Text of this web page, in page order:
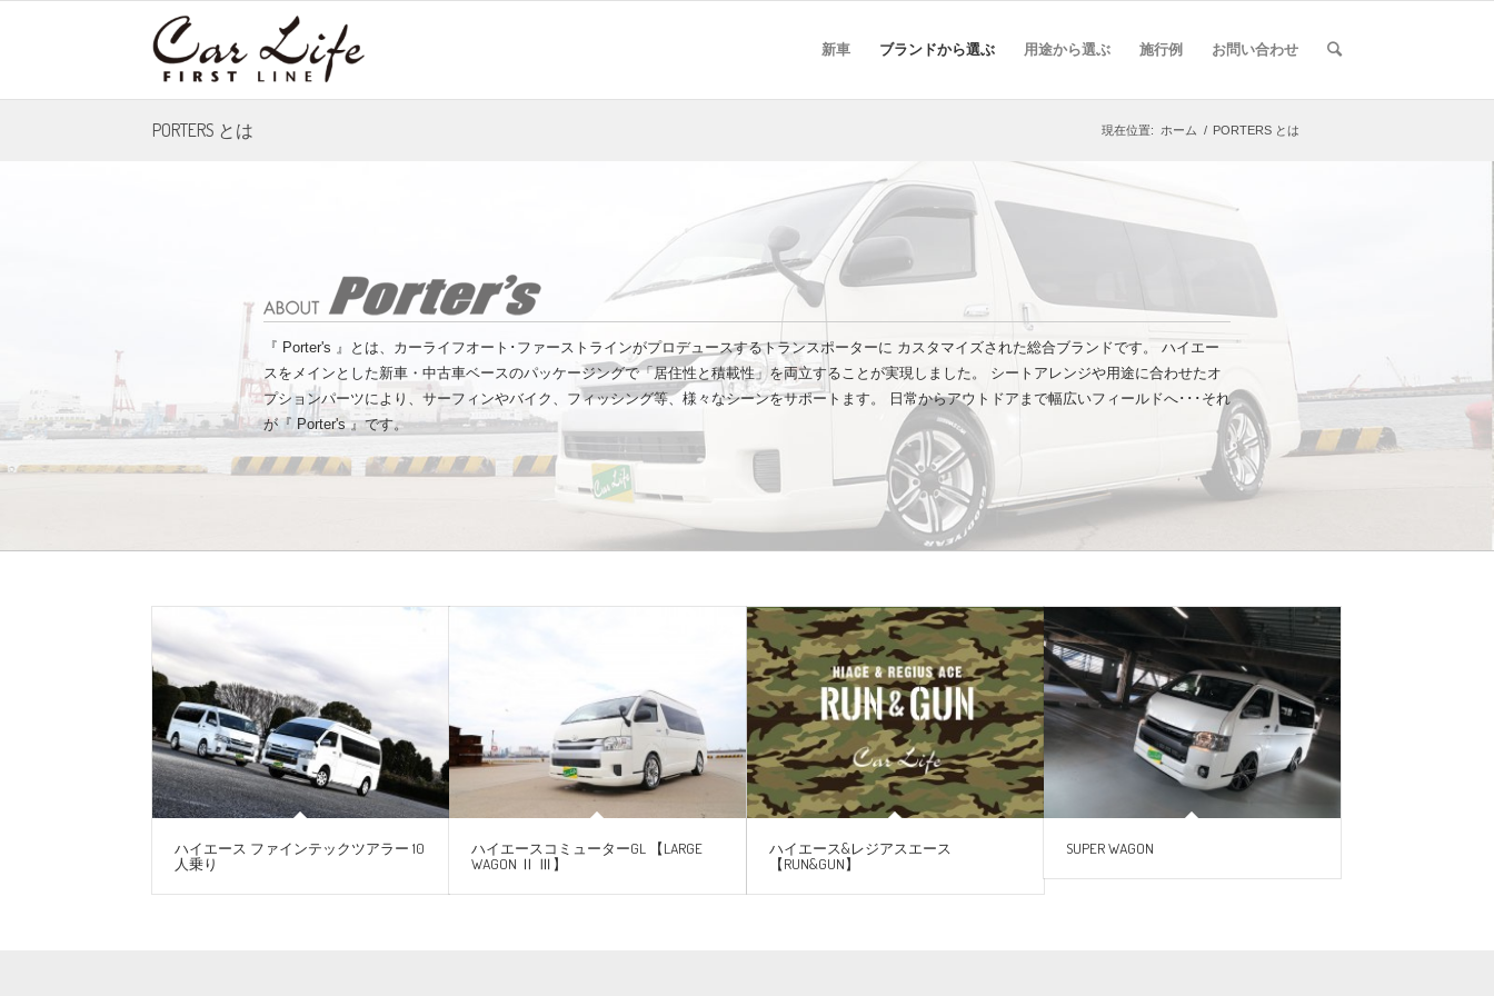
新車 ブランドから選ぶ 用途から選ぶ 施行例 お問い合わせ
PORTERS とは 現在位置: ホーム / PORTERS とは
『 Porter's 』とは、カーライフオート･ファーストラインがプロデュースするトランスポーターに カスタマイズされた総合ブランドです。 ハイエー
スをメインとした新車・中古車ベースのパッケージングで「居住性と積載性」を両立することが実現しました。 シートアレンジや用途に合わせたオ
プションパーツにより、サーフィンやバイク、フィッシング等、様々なシーンをサポートます。 日常からアウトドアまで幅広いフィールドへ･･･それ
が『 Porter's 』です。
ハイエース ファインテックツアラー 10
人乗り
ハイエースコミューターGL 【LARGE
WAGON Ⅱ Ⅲ】
ハイエース&レジアスエース
【RUN&GUN】
SUPER WAGON